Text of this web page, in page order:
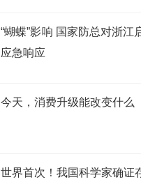
“蝴蝶”影响 国家防总对浙江
应急响应
今天，消费升级能改变什么
世界首次！我国科学家确证